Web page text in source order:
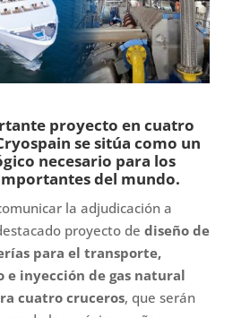
proyecto en cuatro
se sitúa como un
necesario para los
del mundo.
la adjudicación a
proyecto de diseño de
para el transporte,
e inyección de gas natural
cuatro cruceros, que serán